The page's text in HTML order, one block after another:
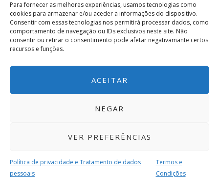
Para fornecer as melhores experiências, usamos tecnologias como
cookies para armazenar e/ou aceder a informações do dispositivo.
Consentir com essas tecnologias nos permitirá processar dados, como
comportamento de navegação ou IDs exclusivos neste site. Não
consentir ou retirar o consentimento pode afetar negativamante certos
recursos e funções.
ACEITAR
NEGAR
VER PREFERÊNCIAS
Política de privacidade e Tratamento de dados
pessoais
Termos e
Condições